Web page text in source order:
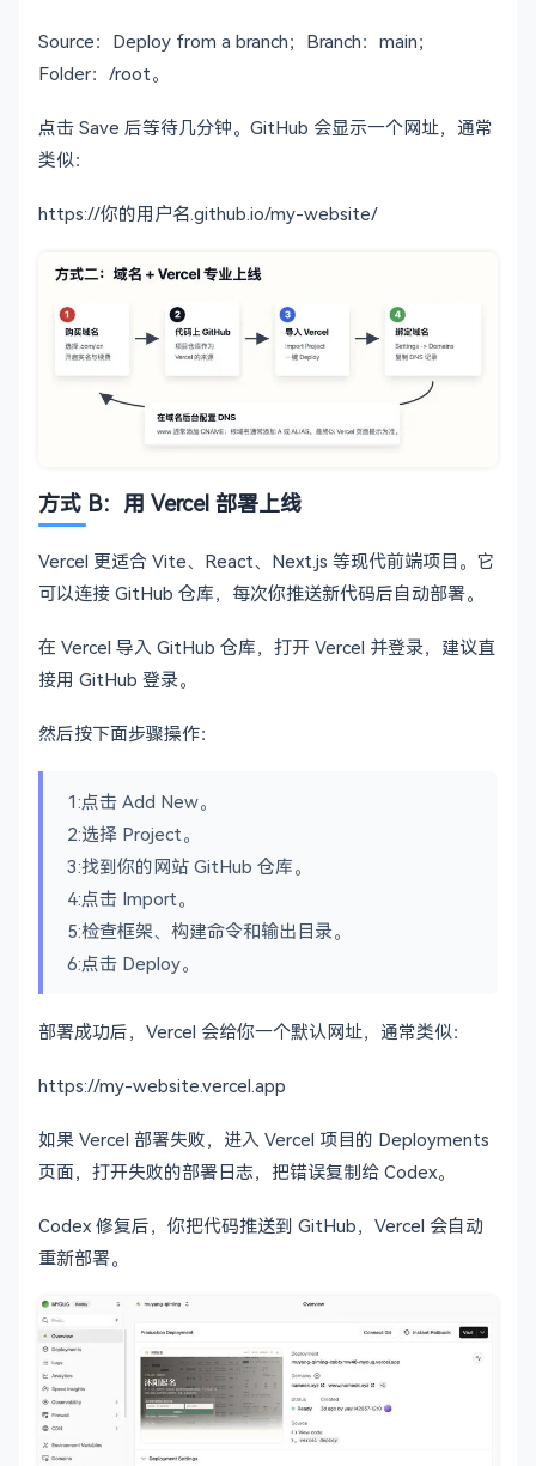
Source：Deploy from a branch；Branch：main；
Folder：/root。
点击 Save 后等待几分钟。GitHub 会显示一个网址，通常
类似：
https://你的用户名.github.io/my-website/
方式 B：用 Vercel 部署上线
Vercel 更适合 Vite、React、Next.js 等现代前端项目。它
可以连接 GitHub 仓库，每次你推送新代码后自动部署。
在 Vercel 导入 GitHub 仓库，打开 Vercel 并登录，建议直
接用 GitHub 登录。
然后按下面步骤操作：
1:点击 Add New。
2:选择 Project。
3:找到你的网站 GitHub 仓库。
4:点击 Import。
5:检查框架、构建命令和输出目录。
6:点击 Deploy。
部署成功后，Vercel 会给你一个默认网址，通常类似：
https://my-website.vercel.app
如果 Vercel 部署失败，进入 Vercel 项目的 Deployments
页面，打开失败的部署日志，把错误复制给 Codex。
Codex 修复后，你把代码推送到 GitHub，Vercel 会自动
重新部署。